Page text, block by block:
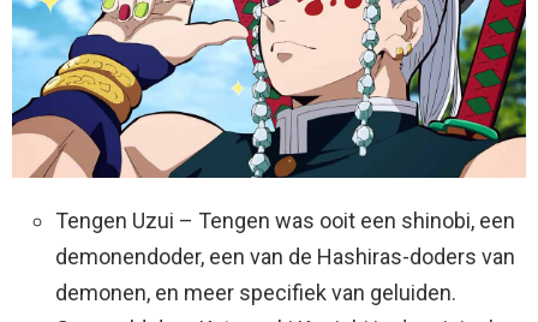
Tengen Uzui – Tengen was ooit een shinobi, een
demonendoder, een van de Hashiras-doders van
demonen, en meer specifiek van geluiden.